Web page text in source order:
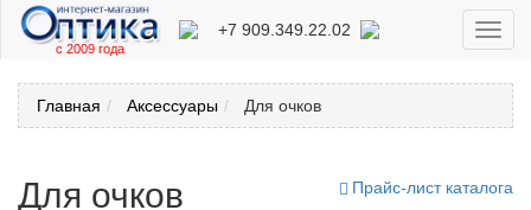
с 2009 года
+7 909.349.22.02
Главная Аксессуары Для очков
Прайс-лист каталога
Для очков